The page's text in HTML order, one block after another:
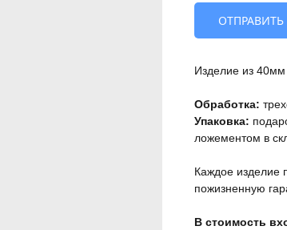
ОТПРАВИТЬ
Изделие из
Обработка:
Упаковка:
ложементом в
Каждое изделие
пожизненную
В стоимость